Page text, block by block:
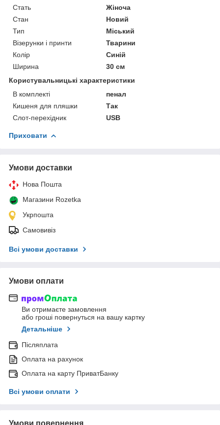
Стать
Жіноча
Стан
Новий
Тип
Міський
Візерунки і принти
Тварини
Колір
Синій
Ширина
30 см
Користувальницькі характеристики
В комплекті
пенал
Кишеня для пляшки
Так
Слот-перехідник
USB
Приховати
Умови доставки
Нова Пошта
Магазини Rozetka
Укрпошта
Самовивіз
Всі умови доставки
Умови оплати
Ви отримаєте замовлення
або гроші повернуться на вашу картку
Детальніше
Післяплата
Оплата на рахунок
Оплата на карту ПриватБанку
Всі умови оплати